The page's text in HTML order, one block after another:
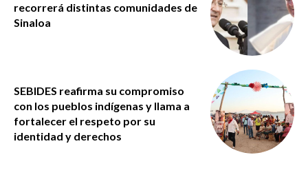
recorrerá distintas comunidades de
Sinaloa
SEBIDES reafirma su compromiso
con los pueblos indígenas y llama a
fortalecer el respeto por su
identidad y derechos